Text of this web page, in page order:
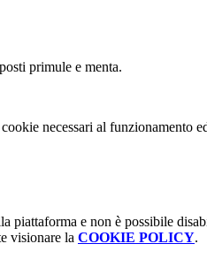
primule e menta.
necessari al funzionamento
piattaforma e non è possibile
visionare la COOKIE POLICY.